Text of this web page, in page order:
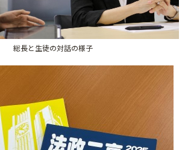
総長と生徒の対話の様子